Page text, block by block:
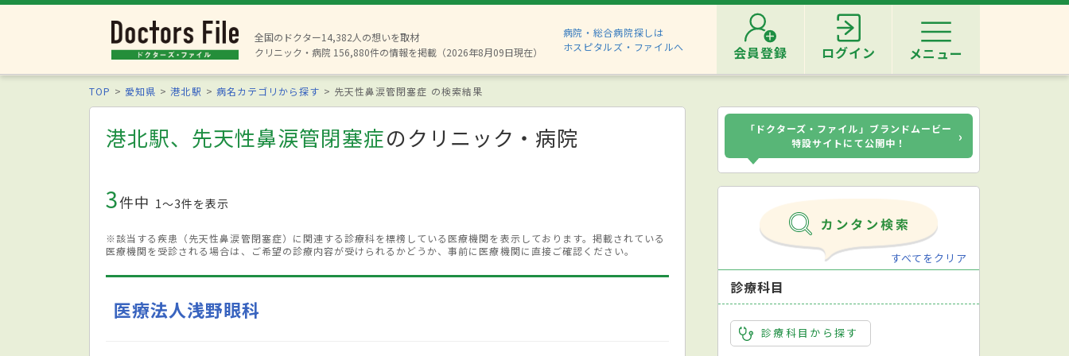
全国のドクター14,382人の想いを取材
クリニック・病院 156,880件の情報を掲載（2026年8月09日現在）
病院・総合病院探しは
ホスピタルズ・ファイルへ
会員登録 ログイン メニュー
TOP 愛知県 港北駅 病名カテゴリから探す 先天性鼻涙管閉塞症 の検索結果
港北駅、先天性鼻涙管閉塞症のクリニック・病院
3件中 1〜3件を表示
※該当する疾患（先天性鼻涙管閉塞症）に関連する診療科を標榜している医療機関を表示しております。掲載されている
医療機関を受診される場合は、ご希望の診療内容が受けられるかどうか、事前に医療機関に直接ご確認ください。
医療法人浅野眼科
「ドクターズ・ファイル」ブランドムービー
特設サイトにて公開中！
›
すべてをクリア
診療科目
診療科目から探す